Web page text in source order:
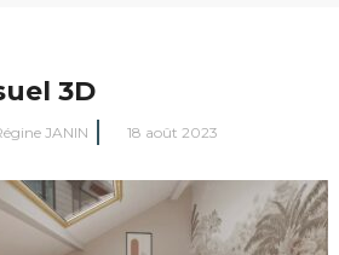
3D
JANIN 18 août 2023